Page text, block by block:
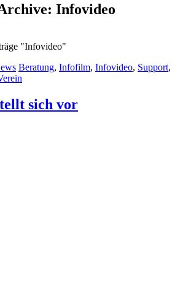
Infovideo
"Infovideo"
Beratung, Infofilm, Infovideo, Support,
sich vor